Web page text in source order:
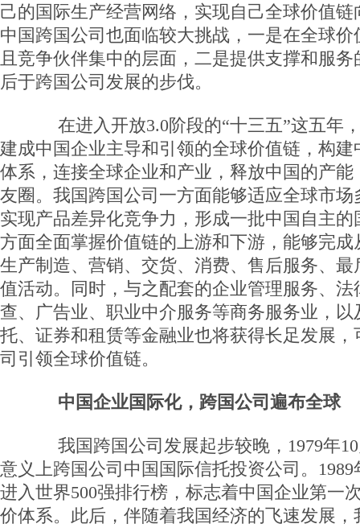
己的国际生产经营网络，实现自己全球价值
中国跨国公司也面临较大挑战，一是在全球
且竞争伙伴集中的层面，二是提供支撑和服
后于跨国公司发展的步伐。
在进入开放3.0阶段的“十三五”这五年
建成中国企业主导和引领的全球价值链，构
体系，连接全球企业和产业，释放中国的产
友圈。我国跨国公司一方面能够适应全球市
实现产品差异化竞争力，形成一批中国自主
方面全面掌握价值链的上游和下游，能够完
生产制造、营销、交货、消费、售后服务、
值活动。同时，与之配套的企业管理服务、
查、广告业、职业中介服务等商务服务业，
托、证券和租赁等金融业也将获得长足发展
司引领全球价值链。
中国企业国际化，跨国公司遍布全球
我国跨国公司发展起步较晚，1979年10
意义上跨国公司中国国际信托投资公司。
进入世界500强排行榜，标志着中国企业第一
价体系。此后，伴随着我国经济的飞速发展